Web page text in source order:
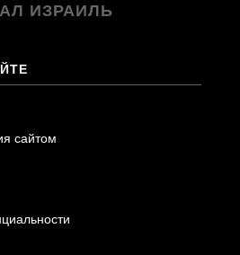
ИЗРАИЛЬ
сайтом